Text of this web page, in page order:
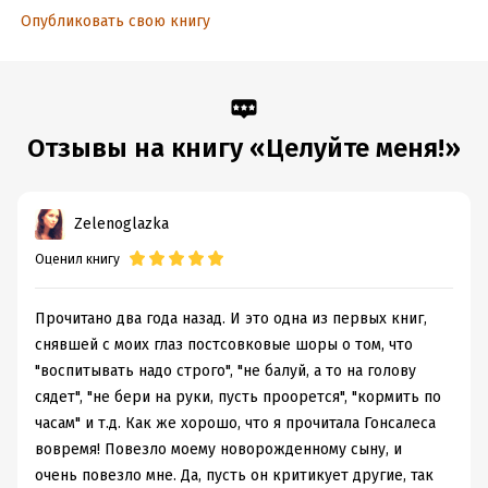
Время на чтение: 7ч.
Опубликовать свою книгу
Отзывы на книгу «Целуйте меня!»
Zelenoglazka
Оценил книгу
Прочитано два года назад. И это одна из первых книг,
снявшей с моих глаз постсовковые шоры о том, что
"воспитывать надо строго", "не балуй, а то на голову
сядет", "не бери на руки, пусть проорется", "кормить по
часам" и т.д. Как же хорошо, что я прочитала Гонсалеса
вовремя! Повезло моему новорожденному сыну, и
очень повезло мне. Да, пусть он критикует другие, так